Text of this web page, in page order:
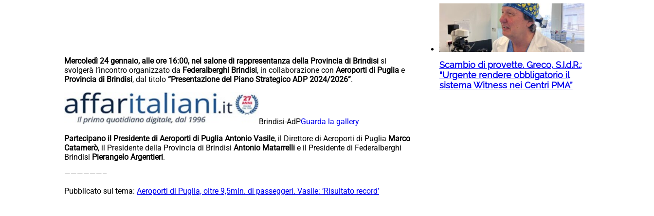
Mercoledì 24 gennaio, alle ore 16:00, nel salone di rappresentanza della Provincia di Brindisi si
svolgerà l’incontro organizzato da Federalberghi Brindisi, in collaborazione con Aeroporti di Puglia e
Provincia di Brindisi, dal titolo “Presentazione del Piano Strategico ADP 2024/2026”.
Brindisi-AdPGuarda la gallery
Partecipano il Presidente di Aeroporti di Puglia Antonio Vasile, il Direttore di Aeroporti di Puglia Marco
Catamerò, il Presidente della Provincia di Brindisi Antonio Matarrelli e il Presidente di Federalberghi
Brindisi Pierangelo Argentieri.
——————–
Pubblicato sul tema: Aeroporti di Puglia, oltre 9,5mln. di passeggeri. Vasile: ‘Risultato record’
Scambio di provette. Greco, S.I.d.R.:
“Urgente rendere obbligatorio il
sistema Witness nei Centri PMA”